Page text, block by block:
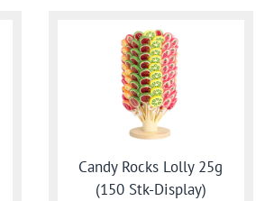
Candy Rocks Lolly 25g
(150 Stk-Display)